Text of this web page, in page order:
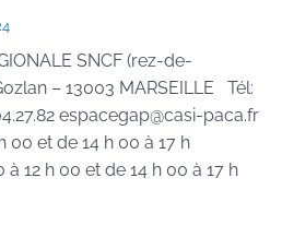
SNCF (rez-de-
– 13003 MARSEILLE Tél:
espacegap@casi-paca.fr
00 et de 14 h 00 à 17 h
12 h 00 et de 14 h 00 à 17 h